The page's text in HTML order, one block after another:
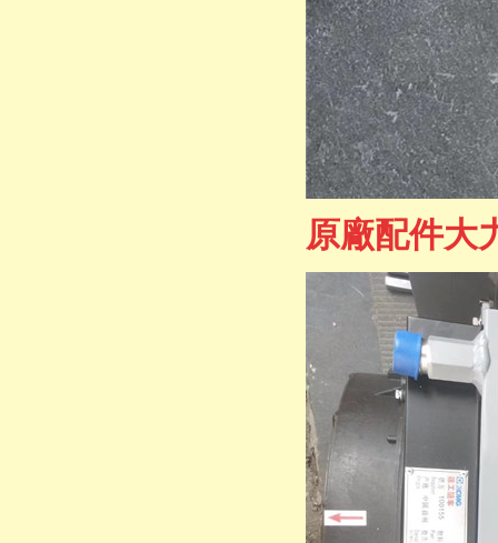
原廠配件大